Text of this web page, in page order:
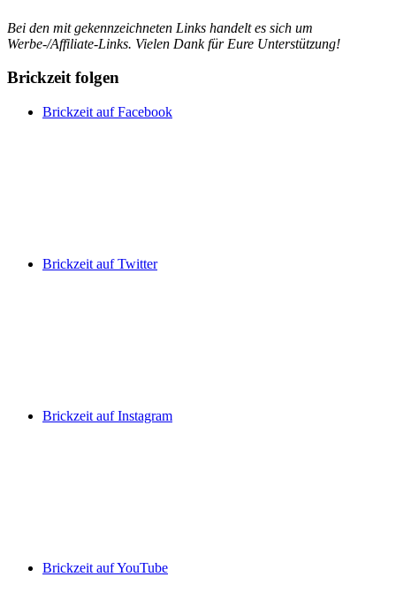
Bei den mitgekennzeichneten Links handelt es sich um
Werbe-/Affiliate-Links. Vielen Dank für Eure Unterstützung!
Brickzeit folgen
Brickzeit auf Facebook
Brickzeit auf Twitter
Brickzeit auf Instagram
Brickzeit auf YouTube